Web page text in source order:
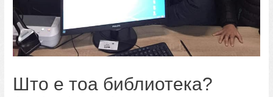
Што е тоа библиотека?